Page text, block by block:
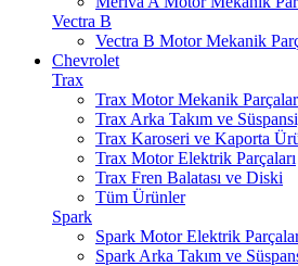
Vectra B
Vectra B Motor Mekanik
Chevrolet
Trax
Trax Motor Mekanik
Trax Arka Takım ve
Trax Karoseri ve Kaporta
Trax Motor Elektrik Parçaları
Trax Fren Balatası ve Diski
Tüm Ürünler
Spark
Spark Motor Elektrik
Spark Arka Takım ve